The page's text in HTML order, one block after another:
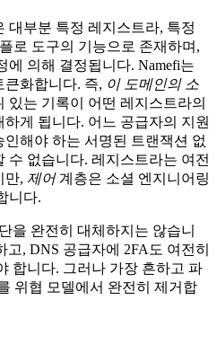
대부분 특정 레지스트라, 특정
로 도구의 기능으로 존재하며,
에 의해 결정됩니다. Namefi는
큰화합니다. 즉, 이 도메인의 소
있는 기록이 어떤 레지스트라의
게 됩니다. 어느 공급자의 지원
해야 하는 서명된 트랜잭션 없
수 없습니다. 레지스트라는 여전
만, 제어계층은 소셜 엔지니어링
니다.
을 완전히 대체하지는 않습니
고, DNS 공급자에 2FA도 여전히
합니다. 그러나 가장 흔하고 파
위협 모델에서 완전히 제거합